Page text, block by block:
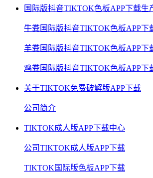
国际版抖音TIKTOK色板APP下载生
牛粪国际版抖音TIKTOK色板APP下
羊粪国际版抖音TIKTOK色板APP下
鸡粪国际版抖音TIKTOK色板APP下
关于TIKTOK免费破解版APP下载
公司简介
TIKTOK成人版APP下载中心
公司TIKTOK成人版APP下载
TIKTOK国际版色板APP下载